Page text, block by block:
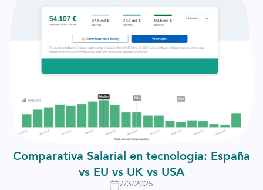
Comparativa Salarial en tecnología: España
vs EU vs UK vs USA
7/3/2025